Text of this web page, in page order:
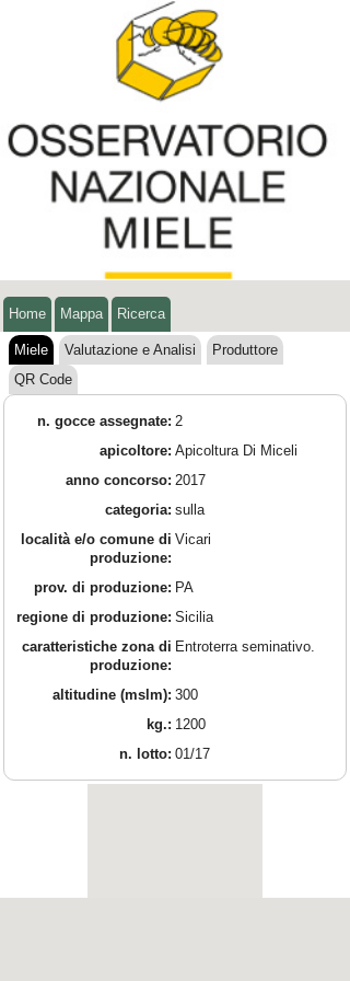
Home Mappa Ricerca
Miele Valutazione e Analisi
Produttore
QR Code
n. gocce assegnate: 2
apicoltore: Apicoltura Di Miceli
anno concorso: 2017
categoria: sulla
località e/o comune di
produzione:
Vicari
prov. di produzione: PA
regione di produzione: Sicilia
caratteristiche zona di
produzione:
Entroterra seminativo.
altitudine (mslm): 300
kg.: 1200
n. lotto: 01/17